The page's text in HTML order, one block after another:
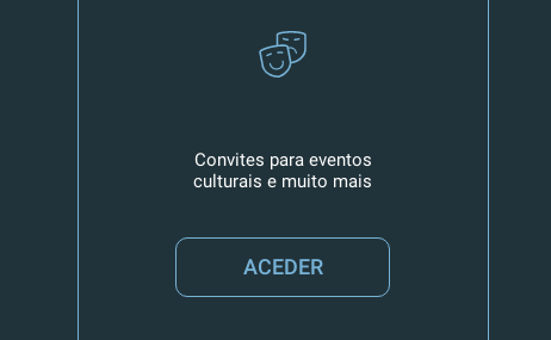
Convites para eventos
culturais e muito mais
ACEDER